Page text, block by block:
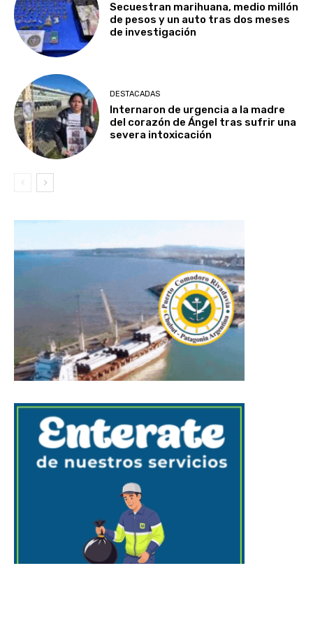
Secuestran marihuana, medio millón
de pesos y un auto tras dos meses
de investigación
DESTACADAS
Internaron de urgencia a la madre
del corazón de Ángel tras sufrir una
severa intoxicación